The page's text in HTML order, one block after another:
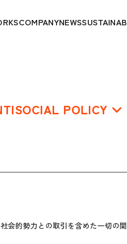
COMPANYNEWS
POLICY
的勢力との取引を含めた一切の